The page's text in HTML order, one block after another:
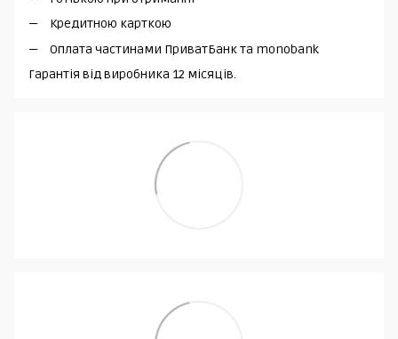
Кредитною карткою
Оплата частинами ПриватБанк та monobank
Гарантія від виробника 12 місяців.